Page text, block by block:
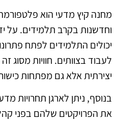
מחנה קיץ מדעי הוא פלטפורמה
וחדשנות בקרב תלמידים. על
יכולים התלמידים לפתח
לעבוד בצוותים. חוויות מסוג
יצירתית אלא גם מפתחות
בנוסף, ניתן לארגן תחרויות
את הפרויקטים שלהם בפני